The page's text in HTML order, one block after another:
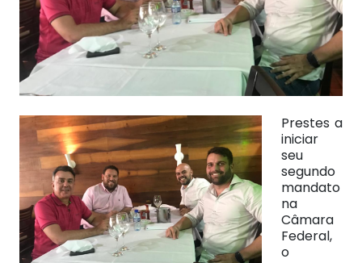
Prestes a
iniciar
seu
segundo
mandato
na
Câmara
Federal,
o